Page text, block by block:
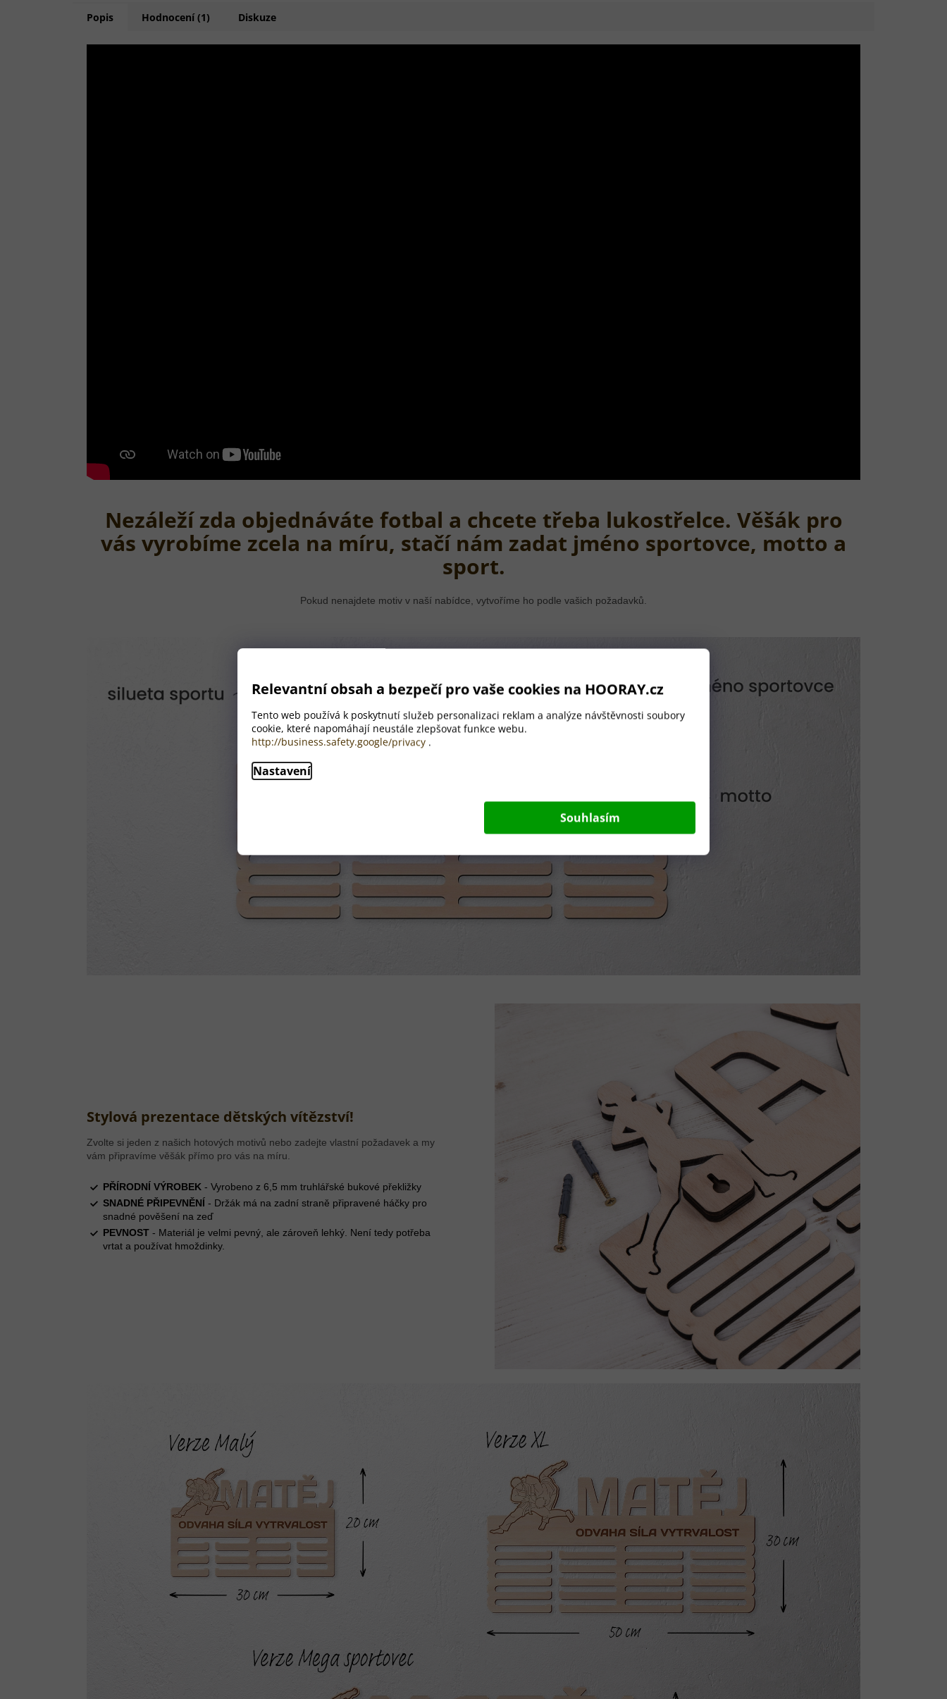
Relevantní obsah a bezpečí pro vaše cookies na HOORAY.cz
Tento web používá k poskytnutí služeb personalizaci reklam a analýze návštěvnosti soubory
cookie, které napomáhají neustále zlepšovat funkce webu.
http://business.safety.google/privacy .
Nastavení
Souhlasím
Popis Hodnocení (1) Diskuze
Nezáleží zda objednáváte fotbal a chcete třeba lukostřelce. Věšák pro
vás vyrobíme zcela na míru, stačí nám zadat jméno sportovce, motto a
sport.
Pokud nenajdete motiv v naší nabídce, vytvoříme ho podle vašich požadavků.
Stylová prezentace dětských vítězství!
Zvolte si jeden z našich hotových motivů nebo zadejte vlastní požadavek a my
vám připravíme věšák přímo pro vás na míru.
PŘÍRODNÍ VÝROBEK - Vyrobeno z 6,5 mm truhlářské bukové překližky
SNADNÉ PŘIPEVNĚNÍ - Držák má na zadní straně připravené háčky pro
snadné pověšení na zeď
PEVNOST - Materiál je velmi pevný, ale zároveň lehký. Není tedy potřeba
vrtat a používat hmoždinky.